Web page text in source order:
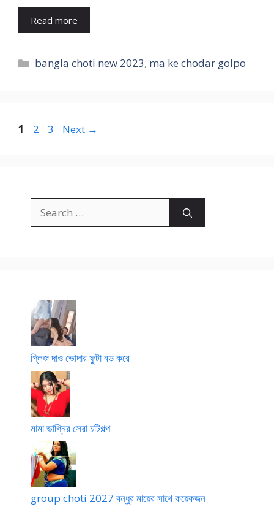
Read more
Categories
bangla choti new 2023, ma ke chodar golpo
Page
1 Page
2 Page
3 Next →
for:
প্লিজ দাও ভোদার ফুটা বড় করে
মামা ভাগ্নির সেরা চটিগল্প
group choti 2027 বন্ধুর মায়ের সাথে কয়েকজন